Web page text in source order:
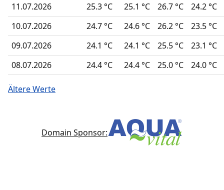
11.07.2026
25.3 °C 25.1 °C 26.7 °C
24.2 °C
10.07.2026
24.7 °C 24.6 °C 26.2 °C
23.5 °C
09.07.2026
24.1 °C 24.1 °C 25.5 °C
23.1 °C
08.07.2026
24.4 °C 24.4 °C 25.0 °C 24.0 °C
Ältere Werte
Domain Sponsor: